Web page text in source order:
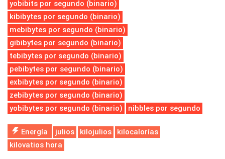
yobibits por segundo (binario)
kibibytes por segundo (binario)
mebibytes por segundo (binario)
gibibytes por segundo (binario)
tebibytes por segundo (binario)
pebibytes por segundo (binario)
exbibytes por segundo (binario)
zebibytes por segundo (binario)
yobibytes por segundo (binario)
nibbles por segundo
Energía julios kilojulios
kilocalorías
kilovatios hora